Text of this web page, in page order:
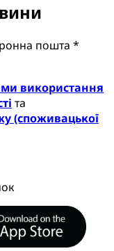
пошта *
використання
та
(споживацької